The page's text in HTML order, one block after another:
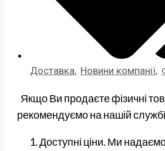
Доставка, Новини компанії,
Якщо Ви продаєте фізичні
рекомендуємо на нашій
1. Доступні ціни. Ми